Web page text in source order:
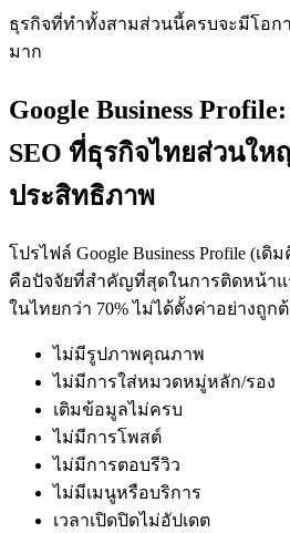
ธุรกิจที่ทำทั้งสามส่วนนี้ครบจะมีโอกา
มาก
Google Business
SEO ที่ธุรกิจไทยส่วนให
ประสิทธิภาพ
โปรไฟล์ Google Business Profile (เดิ
คือปัจจัยที่สำคัญที่สุดในการติดหน้าแร
ในไทยกว่า 70% ไม่ได้ตั้งค่าอย่างถูก
ไม่มีรูปภาพคุณภาพ
ไม่มีการใส่หมวดหมู่หลัก/รอง
เติมข้อมูลไม่ครบ
ไม่มีการโพสต์
ไม่มีการตอบรีวิว
ไม่มีเมนูหรือบริการ
เวลาเปิดปิดไม่อัปเดต